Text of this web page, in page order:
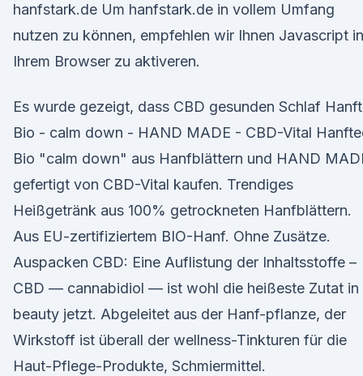
hanfstark.de Um hanfstark.de in vollem Umfang
nutzen zu können, empfehlen wir Ihnen Javascript in
Ihrem Browser zu aktiveren.
Es wurde gezeigt, dass CBD gesunden Schlaf
Bio - calm down - HAND MADE - CBD-Vital
Bio "calm down" aus Hanfblättern und HAND
gefertigt von CBD-Vital kaufen. Trendiges
Heißgetränk aus 100% getrockneten Hanfblättern.
Aus EU-zertifiziertem BIO-Hanf. Ohne Zusätze.
Auspacken CBD: Eine Auflistung der Inhaltsstoffe –
CBD — cannabidiol — ist wohl die heißeste Zutat in
beauty jetzt. Abgeleitet aus der Hanf-pflanze, der
Wirkstoff ist überall der wellness-Tinkturen für die
Haut-Pflege-Produkte, Schmiermittel.